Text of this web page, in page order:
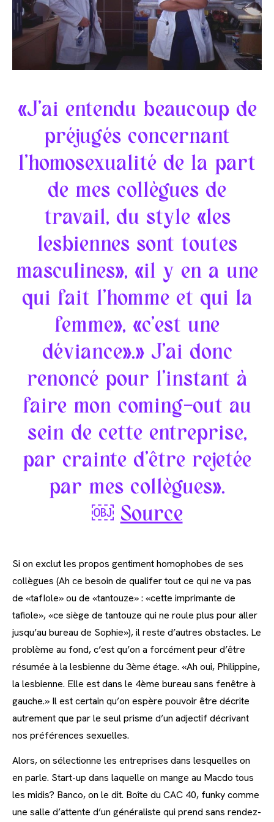
«J’ai entendu beaucoup de
préjugés concernant
l’homosexualité de la part
de mes collègues de
travail, du style «les
lesbiennes sont toutes
masculines», «il y en a une
qui fait l’homme et qui la
femme», «c’est une
déviance».» J’ai donc
renoncé pour l’instant à
faire mon coming-out au
sein de cette entreprise,
par crainte d’être rejetée
par mes collègues».
￼ Source
Si on exclut les propos gentiment homophobes de ses
collègues (Ah ce besoin de qualifer tout ce qui ne va pas
de «tafIole» ou de «tantouze» : «cette imprimante de
tafiole», «ce siège de tantouze qui ne roule plus pour aller
jusqu’au bureau de Sophie»), il reste d’autres obstacles. Le
problème au fond, c’est qu’on a forcément peur d’être
résumée à la lesbienne du 3ème étage. «Ah oui, Philippine,
la lesbienne. Elle est dans le 4ème bureau sans fenêtre à
gauche.» Il est certain qu’on espère pouvoir être décrite
autrement que par le seul prisme d’un adjectif décrivant
nos préférences sexuelles.
Alors, on sélectionne les entreprises dans lesquelles on
en parle. Start-up dans laquelle on mange au Macdo tous
les midis? Banco, on le dit. Boîte du CAC 40, funky comme
une salle d’attente d’un généraliste qui prend sans rendez-